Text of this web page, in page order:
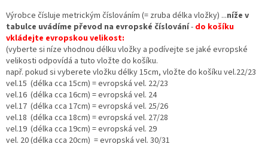
Výrobce čísluje metrickým číslováním (= zruba délka vložky) ...níže v
tabulce uvádíme převod na evropské číslování- do košíku
vkládejte evropskou velikost:
(vyberte si níze vhodnou délku vložky a podívejte se jaké evropské
velikosti odpovídá a tuto vložte do košíku.
např. pokud si vyberete vložku délky 15cm, vložte do košíku vel.22/23
vel.15 (délka cca 15cm) = evropská vel. 22/23
vel.16 (délka cca 16cm) = evropská vel. 24
vel.17 (délka cca 17cm) = evropská vel. 25/26
vel.18 (délka cca 18cm) = evropská vel. 27/28
vel.19 (délka cca 19cm) = evropská vel. 29
vel. 20 (délka cca 20cm) = evropská vel. 30/31